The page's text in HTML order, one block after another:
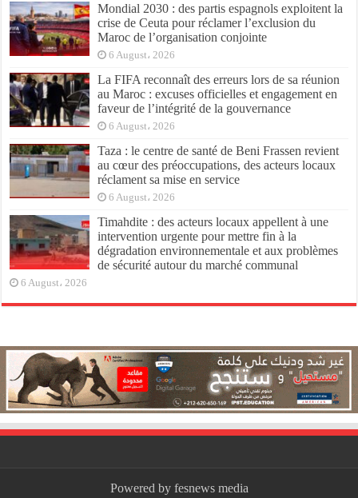
Mondial 2030 : des partis espagnols exploitent la
crise de Ceuta pour réclamer l’exclusion du
Maroc de l’organisation conjointe
6 August، 2026
La FIFA reconnaît des erreurs lors de sa réunion
au Maroc : excuses officielles et engagement en
faveur de l’intégrité de la gouvernance
6 August، 2026
Taza : le centre de santé de Beni Frassen revient
au cœur des préoccupations, des acteurs locaux
réclament sa mise en service
6 August، 2026
Timahdite : des acteurs locaux appellent à une
intervention urgente pour mettre fin à la
dégradation environnementale et aux problèmes
de sécurité autour du marché communal
6 August، 2026
Powered by fesnews media